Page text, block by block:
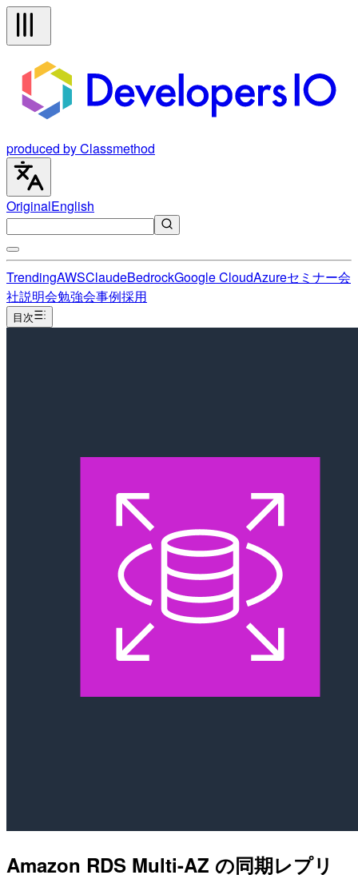
produced by Classmethod
OriginalEnglish
TrendingAWSClaudeBedrockGoogle CloudAzureセミナー会
社説明会勉強会事例採用
目次
Amazon RDS Multi-AZ の同期レプリ